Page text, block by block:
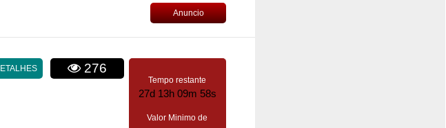
Anuncio
276
Tempo restante
27d 13h 09m 57s
Valor Minimo de